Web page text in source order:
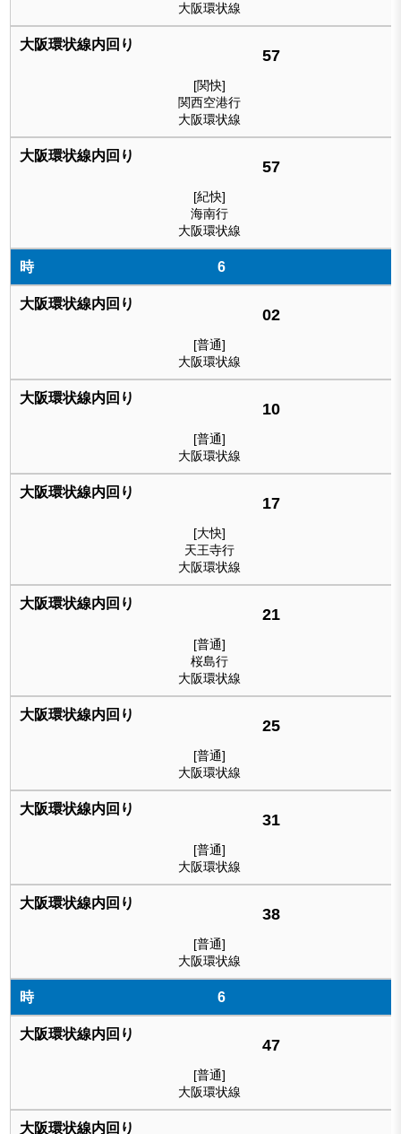
大阪環状線
57
[関快]
関西空港行
大阪環状線
57
[紀快]
海南行
大阪環状線
6
02
[普通]
大阪環状線
10
[普通]
大阪環状線
17
[大快]
天王寺行
大阪環状線
21
[普通]
桜島行
大阪環状線
25
[普通]
大阪環状線
31
[普通]
大阪環状線
38
[普通]
大阪環状線
6
47
[普通]
大阪環状線